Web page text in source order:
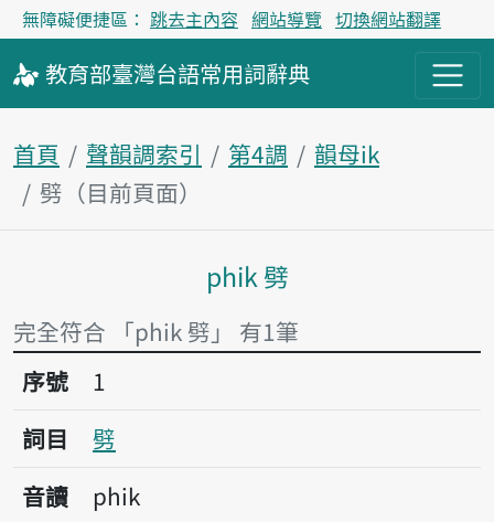
無障礙便捷區： 跳去主內容 網站導覽 切換網站翻譯
教育部臺灣台語常用詞辭典
首頁 聲韻調索引 第4調
韻母ik
劈（目前頁面）
主內容區塊
phik 劈
完全符合 「phik 劈」 有1筆
序號1劈
序號
1
詞目
劈
音讀
phik